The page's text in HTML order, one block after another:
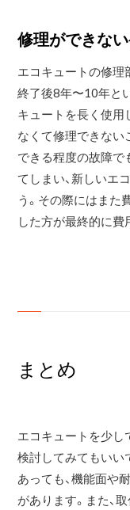
修理ができな
エコキュートの修理
終了後8年〜10年と
キュートを長く使用
なくて修理できない
できる程度の故障で
てしまい、新しいエ
う。その際にはまた
した方が最終的に費
まとめ
エコキュートを少
検討してみてもいい
あっても、機能面や
があります。また、